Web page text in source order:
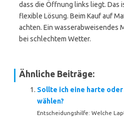
dass die Öffnung links liegt. Das
flexible Lösung. Beim Kauf auf
achten. Ein wasserabweisendes
bei schlechtem Wetter.
Ähnliche Beiträge:
Sollte ich eine harte
wählen?
Entscheidungshilfe: Welche